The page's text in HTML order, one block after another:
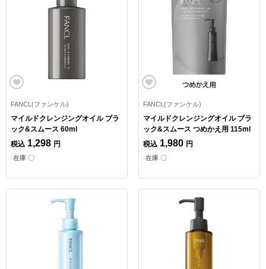
FANCL(ファンケル)
マイルドクレンジングオイル ブラ
ック&スムース 60ml
税込 1,298 円
在庫 〇
FANCL(ファンケル)
マイルドクレンジングオイル ブラ
ック&スムース つめかえ用 115ml
税込 1,980 円
在庫 〇